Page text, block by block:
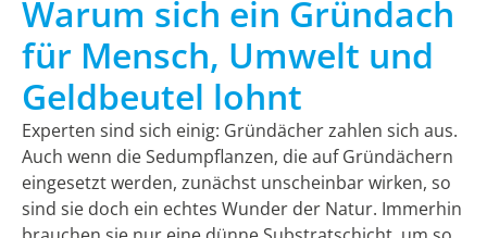
Warum sich ein Gründach
für Mensch, Umwelt und
Geldbeutel lohnt
Experten sind sich einig: Gründächer zahlen sich aus.
Auch wenn die Sedumpflanzen, die auf Gründächern
eingesetzt werden, zunächst unscheinbar wirken, so
sind sie doch ein echtes Wunder der Natur. Immerhin